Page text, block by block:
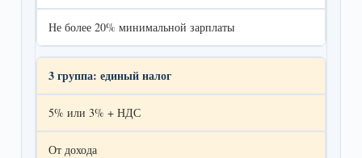
Не более 20% минимальной зарплаты
3 группа: единый налог
5% или 3% + НДС
От дохода